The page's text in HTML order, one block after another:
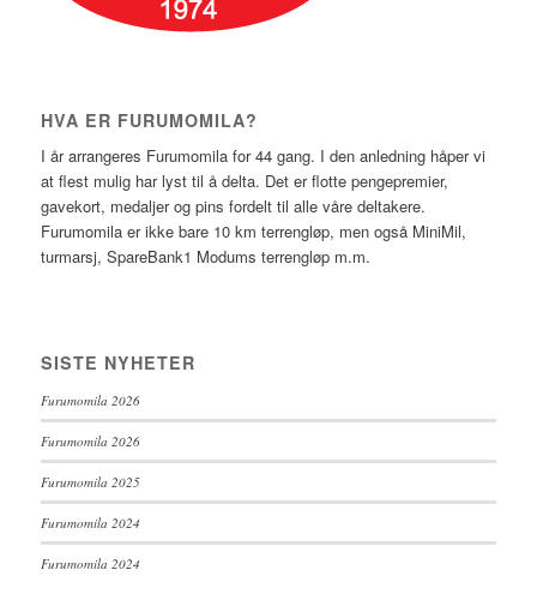
HVA ER FURUMOMILA?
I år arrangeres Furumomila for 44 gang. I den anledning håper vi
at flest mulig har lyst til å delta. Det er flotte pengepremier,
gavekort, medaljer og pins fordelt til alle våre deltakere.
Furumomila er ikke bare 10 km terrengløp, men også MiniMil,
turmarsj, SpareBank1 Modums terrengløp m.m.
SISTE NYHETER
Furumomila 2026
Furumomila 2026
Furumomila 2025
Furumomila 2024
Furumomila 2024